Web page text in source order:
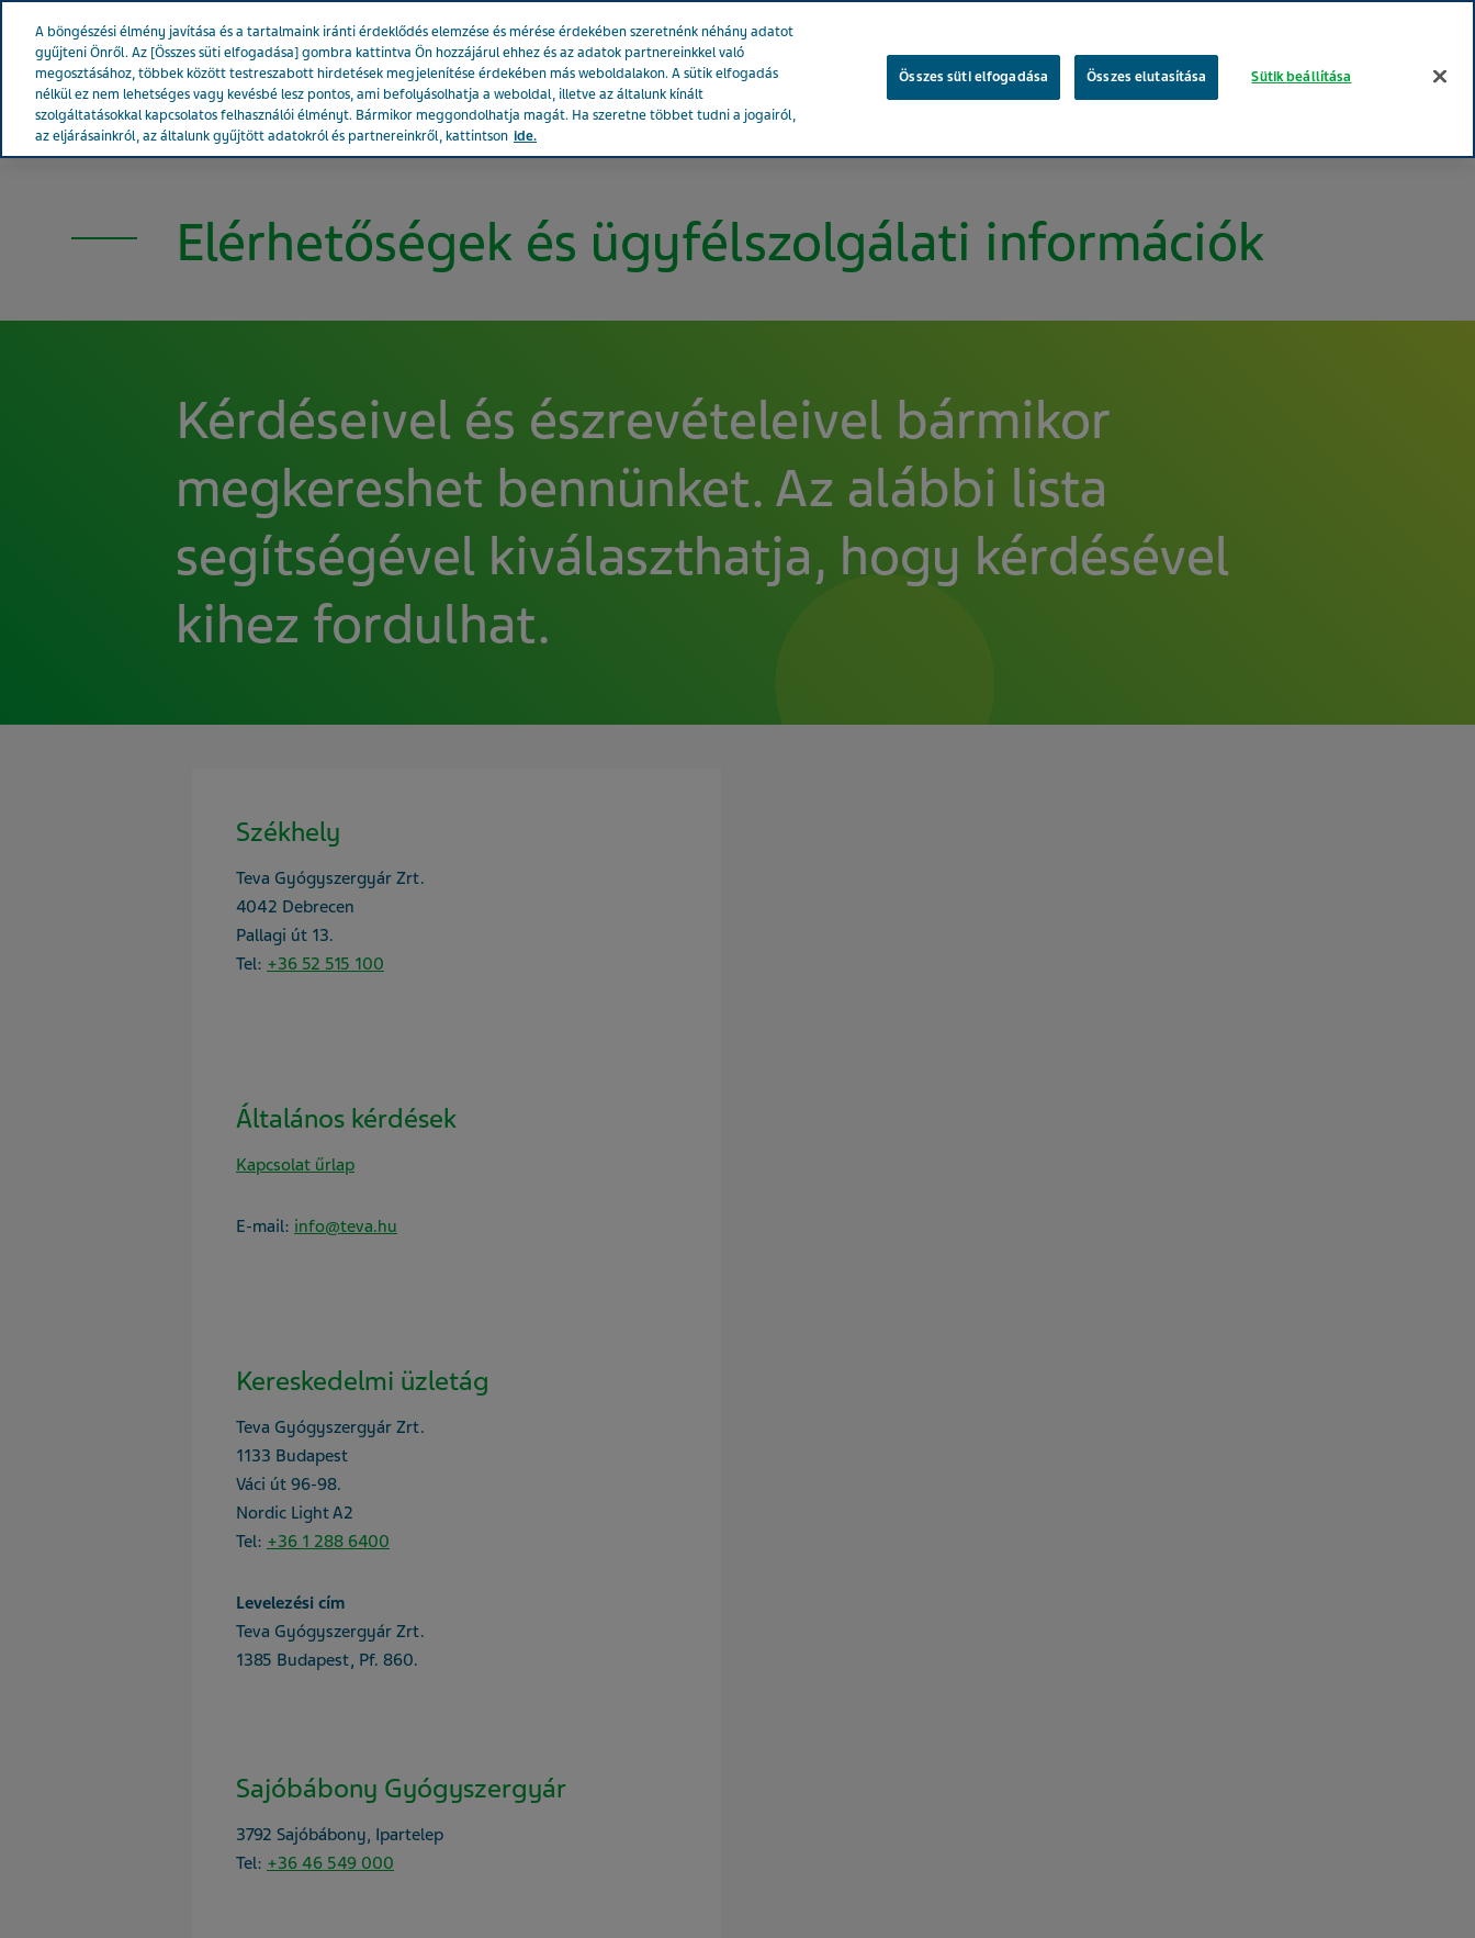
Teva Worldwide
A Teváról Hírek & Média Termékeink
MAGYARORSZÁG
Elérhetőségek és ügyfélszolgálati információk
Kérdéseivel és észrevételeivel bármikor
megkereshet bennünket. Az alábbi lista
segítségével kiválaszthatja, hogy kérdésével
kihez fordulhat.
Székhely
Teva Gyógyszergyár Zrt.
4042 Debrecen
Pallagi út 13.
Tel: +36 52 515 100
Általános kérdések
Kapcsolat űrlap
E-mail: info@teva.hu
Kereskedelmi üzletág
Teva Gyógyszergyár Zrt.
1133 Budapest
Váci út 96-98.
Nordic Light A2
Tel: +36 1 288 6400
Levelezési cím
Teva Gyógyszergyár Zrt.
1385 Budapest, Pf. 860.
Sajóbábony Gyógyszergyár
3792 Sajóbábony, Ipartelep
Tel: +36 46 549 000
A böngészési élmény javítása és a tartalmaink iránti érdeklődés elemzése és mérése érdekében szeretnénk néhány adatot
gyűjteni Önről. Az [Összes süti elfogadása] gombra kattintva Ön hozzájárul ehhez és az adatok partnereinkkel való
megosztásához, többek között testreszabott hirdetések megjelenítése érdekében más weboldalakon. A sütik elfogadás
nélkül ez nem lehetséges vagy kevésbé lesz pontos, ami befolyásolhatja a weboldal, illetve az általunk kínált
szolgáltatásokkal kapcsolatos felhasználói élményt. Bármikor meggondolhatja magát. Ha szeretne többet tudni a jogairól,
az eljárásainkról, az általunk gyűjtött adatokról és partnereinkről, kattintson ide.
Összes süti elfogadása Összes elutasítása Sütik beállítása